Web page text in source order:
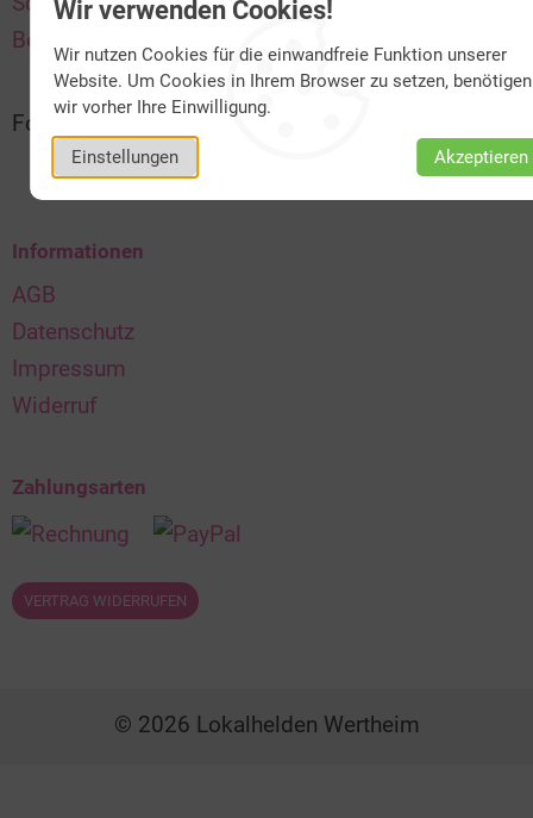
Wir verwenden Cookies!
Wir nutzen Cookies für die einwandfreie Funktion unserer
Website. Um Cookies in Ihrem Browser zu setzen, benötigen
wir vorher Ihre Einwilligung.
Einstellungen Akzeptieren
Bequem bezahlen
Folgen Sie uns:
Informationen
AGB
Datenschutz
Impressum
Widerruf
Zahlungsarten
VERTRAG WIDERRUFEN
© 2026 Lokalhelden Wertheim